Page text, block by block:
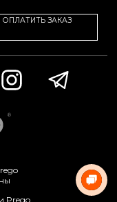
ОПЛАТИТЬ ЗАКАЗ
Prego